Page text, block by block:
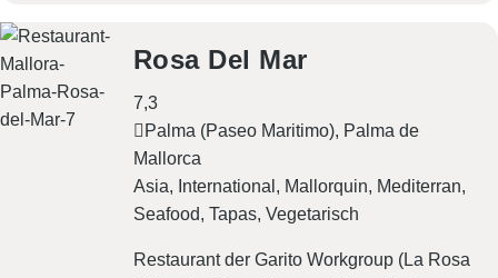
Rosa Del Mar
7,3
Palma (Paseo Maritimo), Palma de
Mallorca
Asia
International Mallorquin
Mediterran
Seafood Tapas Vegetarisch
Restaurant der Garito Workgroup (La Rosa